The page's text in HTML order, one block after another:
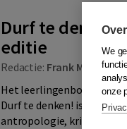
Durf te denken!
editie
Redactie: Frank Meester,
Het leerlingenboek voor
Durf te denken! is
antropologie, kritisch
We
onze